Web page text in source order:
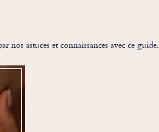
nos astuces et connaissances avec ce guide.